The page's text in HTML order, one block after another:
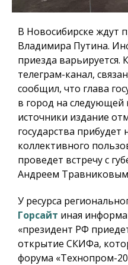
В Новосибирске ждут
Владимира Путина.
приезда варьируется.
телеграм-канал,
сообщил, что глава
в город на следующей
источники издание
государства
коллективного
проведет встречу с
Андреем
У ресурса
Горсайт иная
«президент РФ
открытие СКИФа,
форума «Технопром-